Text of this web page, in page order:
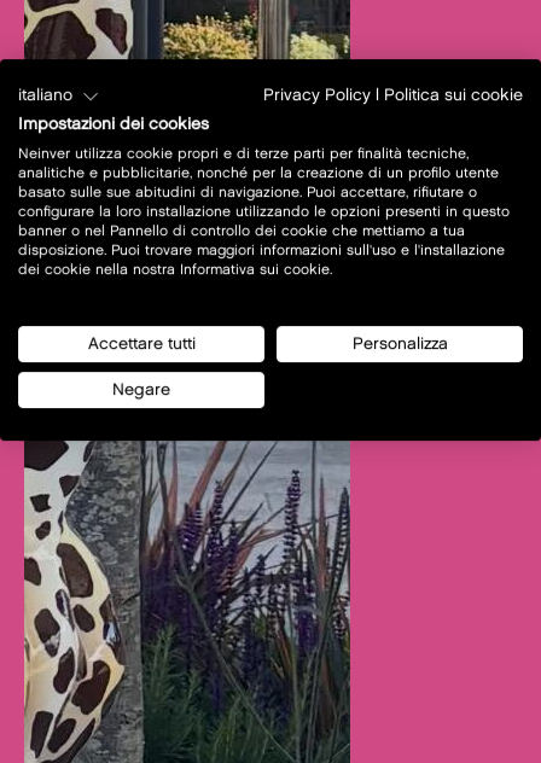
italiano Privacy Policy
Politica sui cookie
Impostazioni dei cookies
Neinver utilizza cookie propri e di terze parti per finalità tecniche,
analitiche e pubblicitarie, nonché per la creazione di un profilo utente
basato sulle sue abitudini di navigazione. Puoi accettare, rifiutare o
configurare la loro installazione utilizzando le opzioni presenti in questo
banner o nel Pannello di controllo dei cookie che mettiamo a tua
disposizione. Puoi trovare maggiori informazioni sull'uso e l'installazione
dei cookie nella nostra Informativa sui cookie.
Accettare tutti Personalizza
Negare